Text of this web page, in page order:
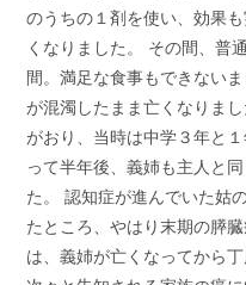
のうちの１剤を使い、効果
くなりました。 その間、普
間。満足な食事もできない
が混濁したまま亡くなりま
がおり、当時は中学３年と
って半年後、義姉も主人と
た。 認知症が進んでいた姑
たところ、やはり末期の膵
は、義姉が亡くなってから